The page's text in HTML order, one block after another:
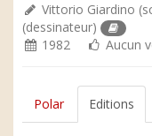
Vittorio Giardino
(dessinateur)
1982
Aucun
Polar Editions